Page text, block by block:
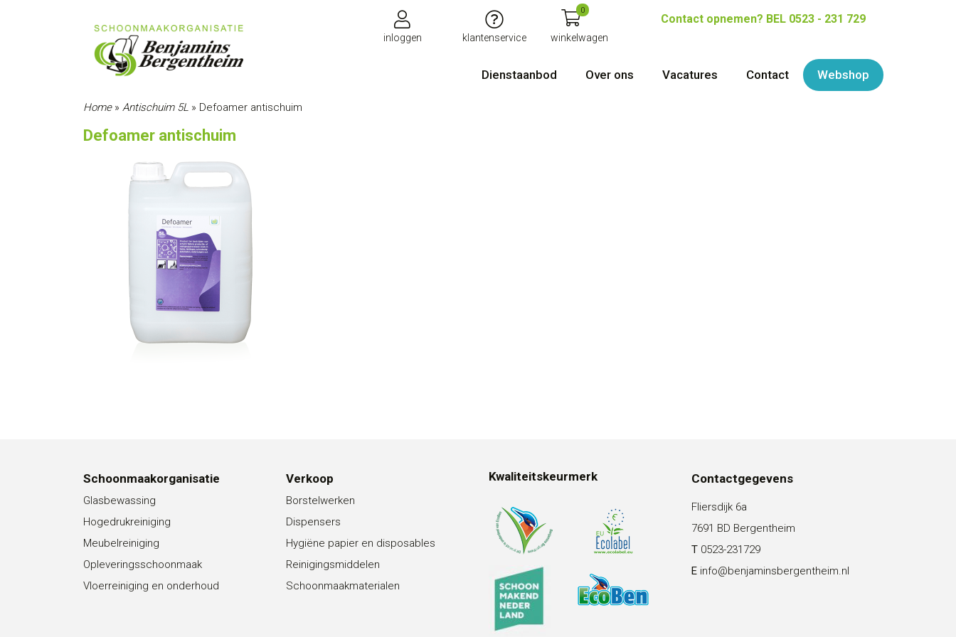
inloggen klantenservice
0
winkelwagen
Contact opnemen? BEL 0523 - 231 729
Dienstaanbod Over ons Vacatures Contact Webshop
Home» Antischuim 5L » Defoamer antischuim
Defoamer antischuim
Schoonmaakorganisatie
Glasbewassing
Hogedrukreiniging
Meubelreiniging
Opleveringsschoonmaak
Vloerreiniging en onderhoud
Verkoop
Borstelwerken
Dispensers
Hygiëne papier en disposables
Reinigingsmiddelen
Schoonmaakmaterialen
Kwaliteitskeurmerk Contactgegevens
Fliersdijk 6a
7691 BD Bergentheim
T 0523-231729
E info@benjaminsbergentheim.nl